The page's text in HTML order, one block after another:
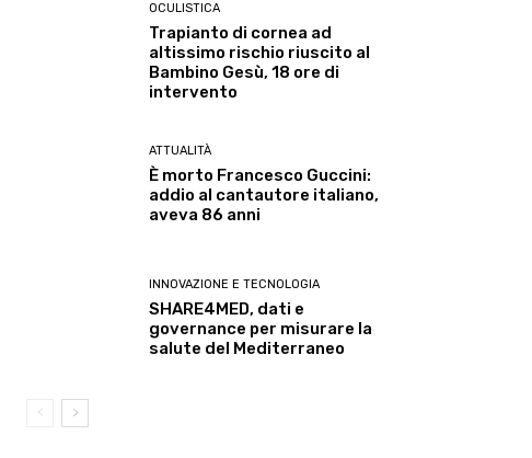
OCULISTICA
Trapianto di cornea ad
altissimo rischio riuscito al
Bambino Gesù, 18 ore di
intervento
ATTUALITÀ
È morto Francesco Guccini:
addio al cantautore italiano,
aveva 86 anni
INNOVAZIONE E TECNOLOGIA
SHARE4MED, dati e
governance per misurare la
salute del Mediterraneo